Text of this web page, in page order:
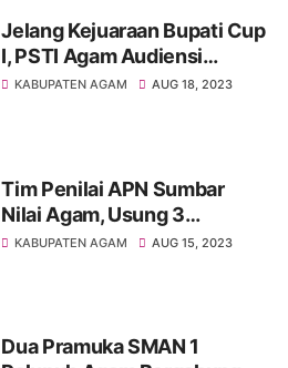
Jelang Kejuaraan Bupati Cup
I, PSTI Agam Audiensi
Dengan Bupati Agam
KABUPATEN AGAM AUG 18, 2023
Tim Penilai APN Sumbar
Nilai Agam, Usung 3
Kategori Lomba Ketahanan
KABUPATEN AGAM AUG 15, 2023
Dua Pramuka SMAN 1